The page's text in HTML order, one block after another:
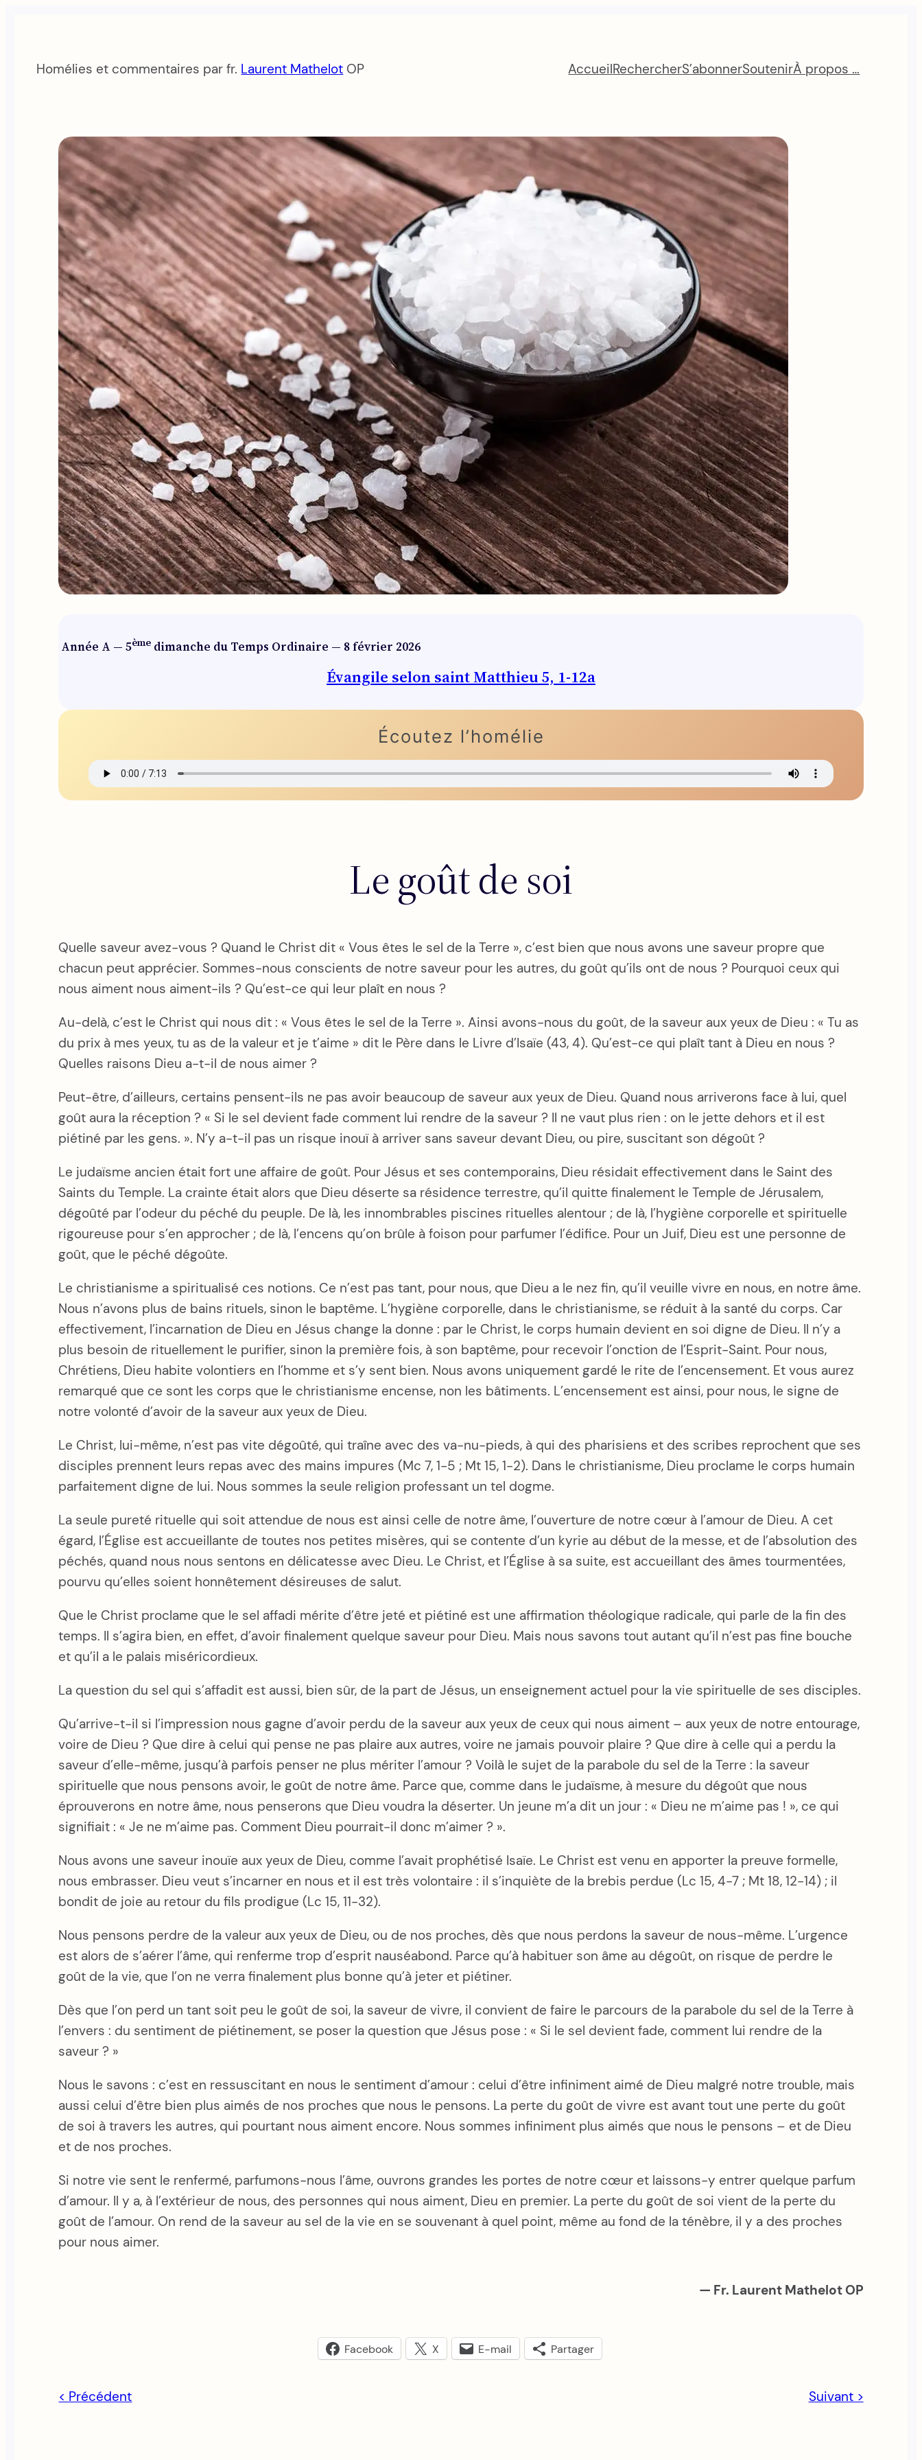
contenu
Homélies et commentaires par fr. Laurent Mathelot OP AccueilRechercherS’abonnerSoutenirÀ propos …
Année A — 5ème dimanche du Temps Ordinaire — 8 février 2026
Évangile selon saint Matthieu 5, 1-12a
Écoutez l’homélie
Le goût de soi
Quelle saveur avez-vous ? Quand le Christ dit « Vous êtes le sel de la Terre », c’est bien que nous avons une saveur propre que
chacun peut apprécier. Sommes-nous conscients de notre saveur pour les autres, du goût qu’ils ont de nous ? Pourquoi ceux qui
nous aiment nous aiment-ils ? Qu’est-ce qui leur plaît en nous ?
Au-delà, c’est le Christ qui nous dit : « Vous êtes le sel de la Terre ». Ainsi avons-nous du goût, de la saveur aux yeux de Dieu : « Tu as
du prix à mes yeux, tu as de la valeur et je t’aime » dit le Père dans le Livre d’Isaïe (43, 4). Qu’est-ce qui plaît tant à Dieu en nous ?
Quelles raisons Dieu a-t-il de nous aimer ?
Peut-être, d’ailleurs, certains pensent-ils ne pas avoir beaucoup de saveur aux yeux de Dieu. Quand nous arriverons face à lui, quel
goût aura la réception ? « Si le sel devient fade comment lui rendre de la saveur ? Il ne vaut plus rien : on le jette dehors et il est
piétiné par les gens. ». N’y a-t-il pas un risque inouï à arriver sans saveur devant Dieu, ou pire, suscitant son dégoût ?
Le judaïsme ancien était fort une affaire de goût. Pour Jésus et ses contemporains, Dieu résidait effectivement dans le Saint des
Saints du Temple. La crainte était alors que Dieu déserte sa résidence terrestre, qu’il quitte finalement le Temple de Jérusalem,
dégoûté par l’odeur du péché du peuple. De là, les innombrables piscines rituelles alentour ; de là, l’hygiène corporelle et spirituelle
rigoureuse pour s’en approcher ; de là, l’encens qu’on brûle à foison pour parfumer l’édifice. Pour un Juif, Dieu est une personne de
goût, que le péché dégoûte.
Le christianisme a spiritualisé ces notions. Ce n’est pas tant, pour nous, que Dieu a le nez fin, qu’il veuille vivre en nous, en notre âme.
Nous n’avons plus de bains rituels, sinon le baptême. L’hygiène corporelle, dans le christianisme, se réduit à la santé du corps. Car
effectivement, l’incarnation de Dieu en Jésus change la donne : par le Christ, le corps humain devient en soi digne de Dieu. Il n’y a
plus besoin de rituellement le purifier, sinon la première fois, à son baptême, pour recevoir l’onction de l’Esprit-Saint. Pour nous,
Chrétiens, Dieu habite volontiers en l’homme et s’y sent bien. Nous avons uniquement gardé le rite de l’encensement. Et vous aurez
remarqué que ce sont les corps que le christianisme encense, non les bâtiments. L’encensement est ainsi, pour nous, le signe de
notre volonté d’avoir de la saveur aux yeux de Dieu.
Le Christ, lui-même, n’est pas vite dégoûté, qui traîne avec des va-nu-pieds, à qui des pharisiens et des scribes reprochent que ses
disciples prennent leurs repas avec des mains impures (Mc 7, 1-5 ; Mt 15, 1-2). Dans le christianisme, Dieu proclame le corps humain
parfaitement digne de lui. Nous sommes la seule religion professant un tel dogme.
La seule pureté rituelle qui soit attendue de nous est ainsi celle de notre âme, l’ouverture de notre cœur à l’amour de Dieu. A cet
égard, l’Église est accueillante de toutes nos petites misères, qui se contente d’un kyrie au début de la messe, et de l’absolution des
péchés, quand nous nous sentons en délicatesse avec Dieu. Le Christ, et l’Église à sa suite, est accueillant des âmes tourmentées,
pourvu qu’elles soient honnêtement désireuses de salut.
Que le Christ proclame que le sel affadi mérite d’être jeté et piétiné est une affirmation théologique radicale, qui parle de la fin des
temps. Il s’agira bien, en effet, d’avoir finalement quelque saveur pour Dieu. Mais nous savons tout autant qu’il n’est pas fine bouche
et qu’il a le palais miséricordieux.
La question du sel qui s’affadit est aussi, bien sûr, de la part de Jésus, un enseignement actuel pour la vie spirituelle de ses disciples.
Qu’arrive-t-il si l’impression nous gagne d’avoir perdu de la saveur aux yeux de ceux qui nous aiment – aux yeux de notre entourage,
voire de Dieu ? Que dire à celui qui pense ne pas plaire aux autres, voire ne jamais pouvoir plaire ? Que dire à celle qui a perdu la
saveur d’elle-même, jusqu’à parfois penser ne plus mériter l’amour ? Voilà le sujet de la parabole du sel de la Terre : la saveur
spirituelle que nous pensons avoir, le goût de notre âme. Parce que, comme dans le judaïsme, à mesure du dégoût que nous
éprouverons en notre âme, nous penserons que Dieu voudra la déserter. Un jeune m’a dit un jour : « Dieu ne m’aime pas ! », ce qui
signifiait : « Je ne m’aime pas. Comment Dieu pourrait-il donc m’aimer ? ».
Nous avons une saveur inouïe aux yeux de Dieu, comme l’avait prophétisé Isaïe. Le Christ est venu en apporter la preuve formelle,
nous embrasser. Dieu veut s’incarner en nous et il est très volontaire : il s’inquiète de la brebis perdue (Lc 15, 4-7 ; Mt 18, 12-14) ; il
bondit de joie au retour du fils prodigue (Lc 15, 11-32).
Nous pensons perdre de la valeur aux yeux de Dieu, ou de nos proches, dès que nous perdons la saveur de nous-même. L’urgence
est alors de s’aérer l’âme, qui renferme trop d’esprit nauséabond. Parce qu’à habituer son âme au dégoût, on risque de perdre le
goût de la vie, que l’on ne verra finalement plus bonne qu’à jeter et piétiner.
Dès que l’on perd un tant soit peu le goût de soi, la saveur de vivre, il convient de faire le parcours de la parabole du sel de la Terre à
l’envers : du sentiment de piétinement, se poser la question que Jésus pose : « Si le sel devient fade, comment lui rendre de la
saveur ? »
Nous le savons : c’est en ressuscitant en nous le sentiment d’amour : celui d’être infiniment aimé de Dieu malgré notre trouble, mais
aussi celui d’être bien plus aimés de nos proches que nous le pensons. La perte du goût de vivre est avant tout une perte du goût
de soi à travers les autres, qui pourtant nous aiment encore. Nous sommes infiniment plus aimés que nous le pensons – et de Dieu
et de nos proches.
Si notre vie sent le renfermé, parfumons-nous l’âme, ouvrons grandes les portes de notre cœur et laissons-y entrer quelque parfum
d’amour. Il y a, à l’extérieur de nous, des personnes qui nous aiment, Dieu en premier. La perte du goût de soi vient de la perte du
goût de l’amour. On rend de la saveur au sel de la vie en se souvenant à quel point, même au fond de la ténèbre, il y a des proches
pour nous aimer.
— Fr. Laurent Mathelot OP
Facebook X E-mail Partager
< Précédent Suivant >